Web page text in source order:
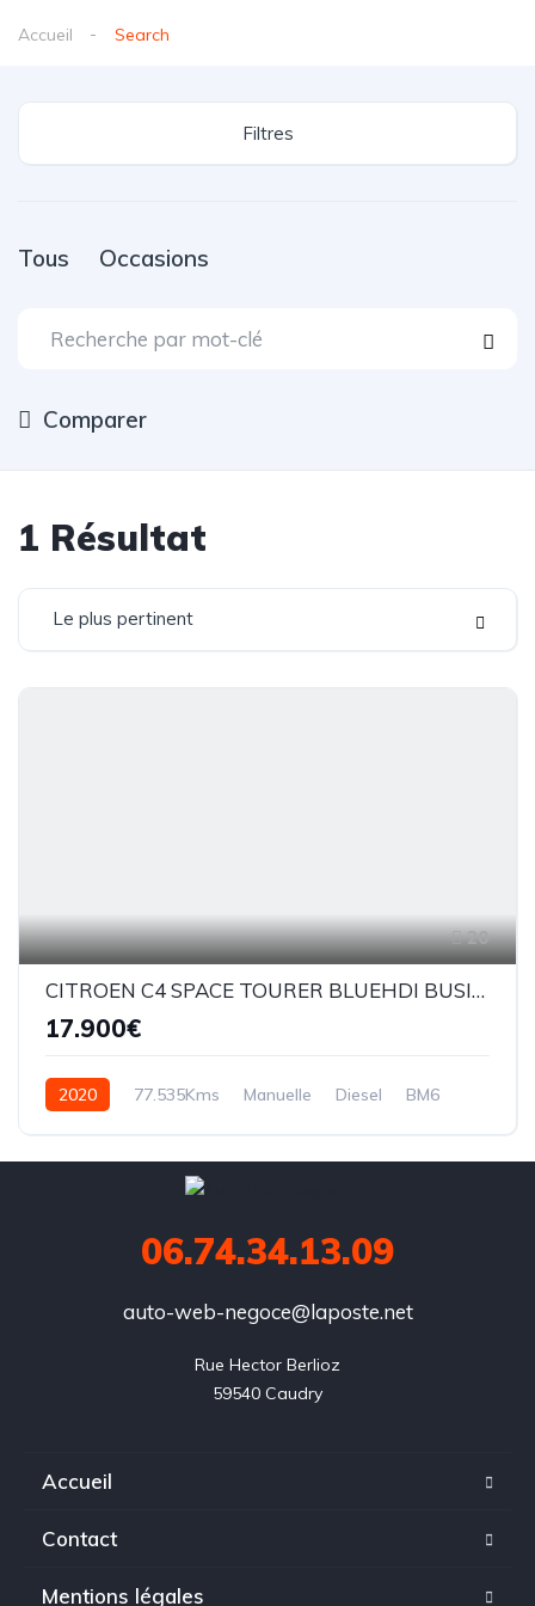
Accueil Search
Filtres
Tous Occasions
Comparer
1 Résultat
Le plus pertinent
20
CITROEN C4 SPACE TOURER BLUEHDI BUSINESS 130CV BM
17.900€
2020 77.535Kms Manuelle Diesel BM6
06.74.34.13.09
auto-web-negoce@laposte.net
Rue Hector Berlioz
59540 Caudry
Accueil
Contact
Mentions légales